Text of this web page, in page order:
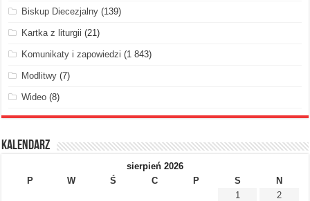
Biskup Diecezjalny (139)
Kartka z liturgii (21)
Komunikaty i zapowiedzi (1 843)
Modlitwy (7)
Wideo (8)
Kalendarz
sierpień 2026
P
W Ś C P S
N
1
2